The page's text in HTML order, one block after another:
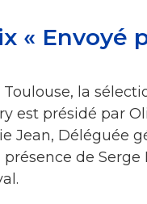
« Envoyé
la
est présidé par
Jean, Déléguée
présence de